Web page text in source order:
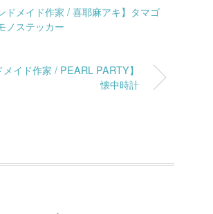
ドメイド作家 / 喜耶麻アキ】タマゴ
ノステッカー
メイド作家 / PEARL PARTY】
懐中時計